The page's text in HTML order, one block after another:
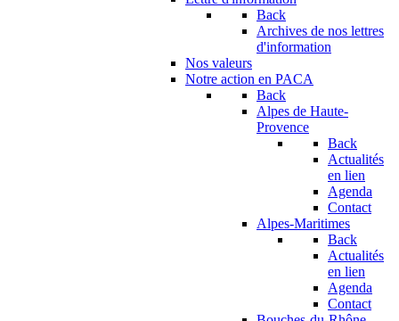
Back
Archives de nos lettres
d'information
Nos valeurs
Notre action en PACA
Back
Alpes de Haute-
Provence
Back
Actualités
en lien
Agenda
Contact
Alpes-Maritimes
Back
Actualités
en lien
Agenda
Contact